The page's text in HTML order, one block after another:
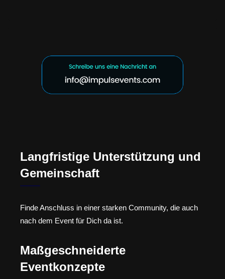
Langfristige Unterstützung und
Gemeinschaft
Finde Anschluss in einer starken Community, die auch
nach dem Event für Dich da ist.
Maßgeschneiderte
Eventkonzepte